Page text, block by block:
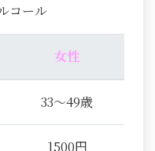
コール
女性
33～49歳
1500円